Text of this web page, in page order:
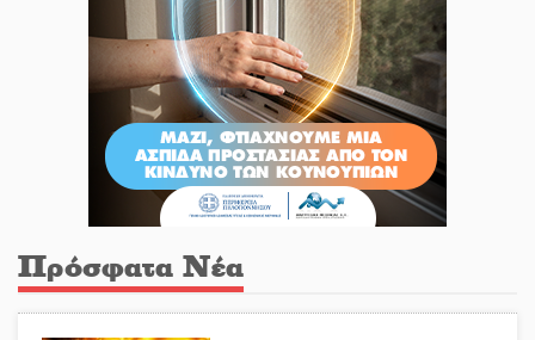
Πρόσφατα Νέα